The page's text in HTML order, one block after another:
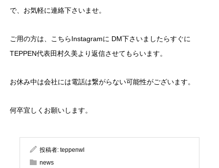
で、お気軽に連絡下さいませ。
ご用の方は、こちらInstagramに DM下さいましたらすぐに
TEPPEN代表田村久美より返信させてもらいます。
お休み中は会社には電話は繋がらない可能性がございます。
何卒宜しくお願いします。
投稿者: teppenwl
news